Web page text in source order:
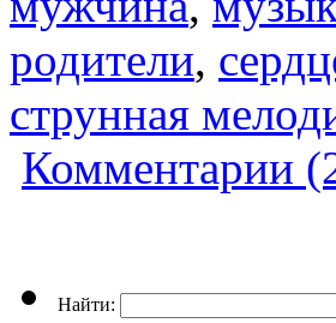
родители,
струнная
Комментарии
Найти: